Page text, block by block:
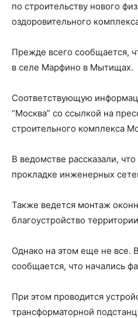
по строительству нового
оздоровительного
Прежде всего сообщается,
в селе Марфино в Мытищах.
Соответствующую
“Москва” со ссылкой на
строительного комплекса
В ведомстве рассказали,
прокладке инженерных
Также ведется монтаж
благоустройство
Однако на этом еще не все.
сообщается, что начались
При этом проводится
трансформаторной